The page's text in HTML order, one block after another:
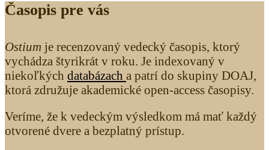
Časopis pre vás
Ostium je recenzovaný vedecký časopis, ktorý
vychádza štyrikrát v roku. Je indexovaný v
niekoľkých databázach a patrí do skupiny DOAJ,
ktorá združuje akademické open-access časopisy.
Veríme, že k vedeckým výsledkom má mať každý
otvorené dvere a bezplatný prístup.